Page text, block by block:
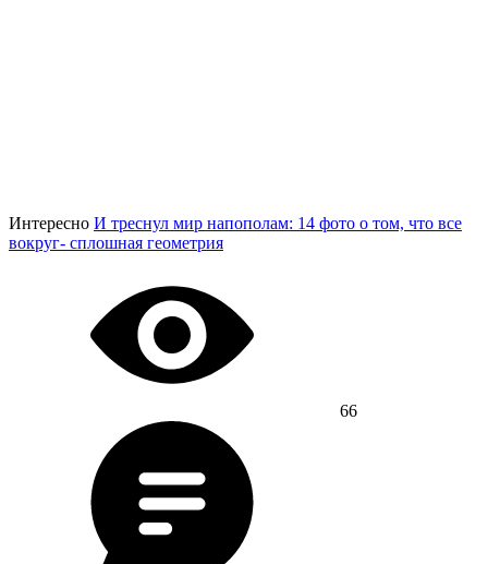
Интересно И треснул мир напополам: 14 фото о том, что все
вокруг- сплошная геометрия
66